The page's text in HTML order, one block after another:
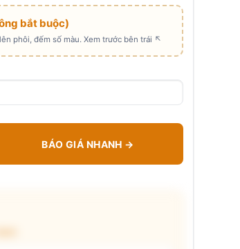
bắt buộc)
phôi, đếm số màu. Xem trước bên trái ↖
BÁO GIÁ NHANH →